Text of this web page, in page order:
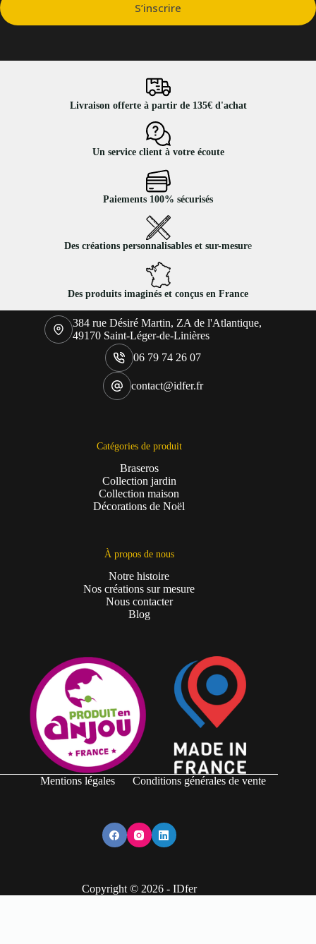
S’inscrire
Livraison offerte à partir de 135€ d'achat
Un service client à votre écoute
Paiements 100% sécurisés
Des créations personnalisables et sur-mesure
Des produits imaginés et conçus en France
384 rue Désiré Martin, ZA de l'Atlantique,
49170 Saint-Léger-de-Linières
06 79 74 26 07
contact@idfer.fr
Catégories de produit
Braseros
Collection jardin
Collection maison
Décorations de Noël
À propos de nous
Notre histoire
Nos créations sur mesure
Nous contacter
Blog
Mentions légales Conditions générales de vente
Copyright © 2026 - IDfer